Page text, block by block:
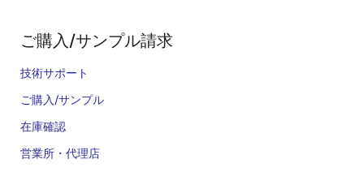
ご購入/サンプル請求
技術サポート
ご購入/サンプル
在庫確認
営業所・代理店